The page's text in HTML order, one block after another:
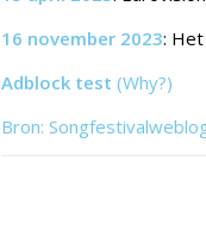
16 november 2023:
Adblock test (Why?)
Bron: